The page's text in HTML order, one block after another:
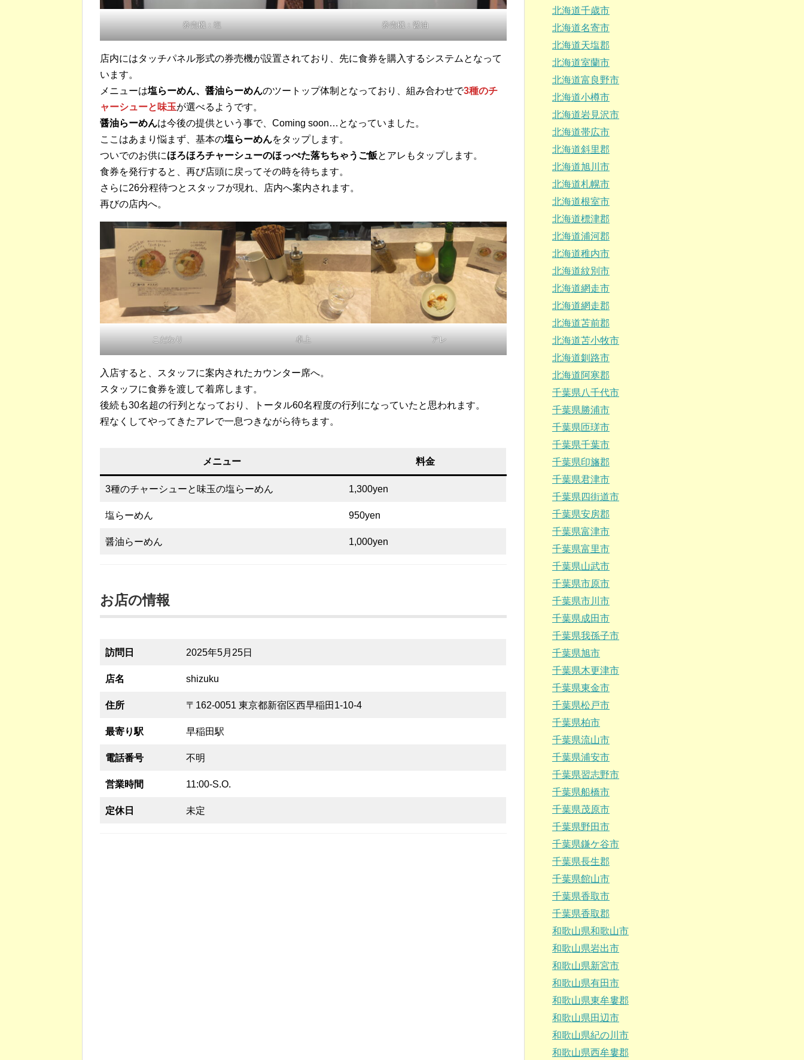
券売機：塩 券売機：醤油
店内にはタッチパネル形式の券売機が設置されており、先に食券を購入するシステムとなって
います。
メニューは塩らーめん、醤油らーめんのツートップ体制となっており、組み合わせで3種のチ
ャーシューと味玉が選べるようです。
醤油らーめんは今後の提供という事で、Coming soon…となっていました。
ここはあまり悩まず、基本の塩らーめんをタップします。
ついでのお供にほろほろチャーシューのほっぺた落ちちゃうご飯とアレもタップします。
食券を発行すると、再び店頭に戻ってその時を待ちます。
さらに26分程待つとスタッフが現れ、店内へ案内されます。
再びの店内へ。
こだわり 卓上 アレ
入店すると、スタッフに案内されたカウンター席へ。
スタッフに食券を渡して着席します。
後続も30名超の行列となっており、トータル60名程度の行列になっていたと思われます。
程なくしてやってきたアレで一息つきながら待ちます。
メニュー 料金
3種のチャーシューと味玉の塩らーめん 1,300yen
塩らーめん 950yen
醤油らーめん 1,000yen
お店の情報
訪問日 2025年5月25日
店名 shizuku
住所 〒162-0051 東京都新宿区西早稲田1-10-4
最寄り駅 早稲田駅
電話番号 不明
営業時間 11:00-S.O.
定休日 未定
北海道千歳市
北海道名寄市
北海道天塩郡
北海道室蘭市
北海道富良野市
北海道小樽市
北海道岩見沢市
北海道帯広市
北海道斜里郡
北海道旭川市
北海道札幌市
北海道根室市
北海道標津郡
北海道浦河郡
北海道稚内市
北海道紋別市
北海道網走市
北海道網走郡
北海道苫前郡
北海道苫小牧市
北海道釧路市
北海道阿寒郡
千葉県八千代市
千葉県勝浦市
千葉県匝瑳市
千葉県千葉市
千葉県印旛郡
千葉県君津市
千葉県四街道市
千葉県安房郡
千葉県富津市
千葉県富里市
千葉県山武市
千葉県市原市
千葉県市川市
千葉県成田市
千葉県我孫子市
千葉県旭市
千葉県木更津市
千葉県東金市
千葉県松戸市
千葉県柏市
千葉県流山市
千葉県浦安市
千葉県習志野市
千葉県船橋市
千葉県茂原市
千葉県野田市
千葉県鎌ケ谷市
千葉県長生郡
千葉県館山市
千葉県香取市
千葉県香取郡
和歌山県和歌山市
和歌山県岩出市
和歌山県新宮市
和歌山県有田市
和歌山県東牟婁郡
和歌山県田辺市
和歌山県紀の川市
和歌山県西牟婁郡